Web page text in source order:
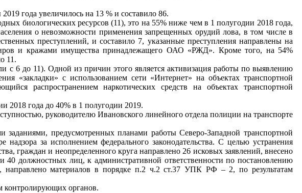
года увеличилось на 13 % и составило 86.
биологических ресурсов (11), это на 55% ниже чем в 1 полугодии 2018 года,
о невозможности применения запрещенных орудий лова, в том числе в
преступлений, и составило 7, указанные преступления направлены на
и кражами имущества принадлежащего ОАО «РЖД». Кроме того, на 54%
11.
с 6 до 11). Одной из причин этого является активизация работы по выявлению
«закладки» с использованием сети «Интернет» на объектах транспортной
распространением наркотических средств на объектах транспортной
2018 года до 40% в 1 полугодии 2019.
руководителю Ивановского линейного отдела полиции на транспорте
предусмотренных планами работы Северо-Западной транспортной
за исполнением федерального законодательства. С целью устранения
граждан и неопределенного круга направлено 26 исковых заявлений, внесено
40 должностных лиц, к административной ответственности по постановлению
направлено материалов в порядке п.2 ч.2 ст.37 УПК РФ – 2, по результатам
контролирующих органов.